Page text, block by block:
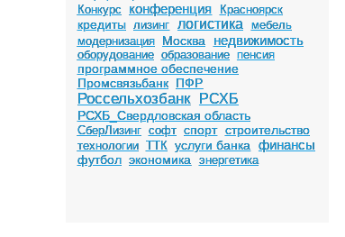
Конкурс
конференция Красноярск
кредиты лизинг логистика
мебель
модернизация
Москва недвижимость
оборудование образование пенсия
программное обеспечение
Промсвязьбанк ПФР
Россельхозбанк РСХБ
РСХБ_Свердловская область
СберЛизинг софт спорт строительство
технологии ТТК услуги банка финансы
футбол экономика энергетика